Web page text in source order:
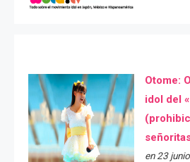
Otome:
idol del
en 23